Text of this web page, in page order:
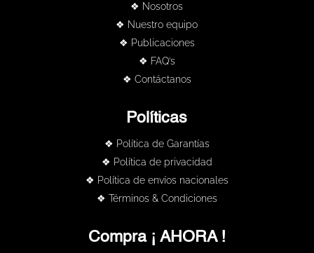
❖ Nosotros
❖ Nuestro equipo
❖ Publicaciones
❖ FAQ’s
❖ Contáctanos
Políticas
❖ Política de Garantías
❖ Política de privacidad
❖ Política de envíos nacionales
❖ Términos & Condiciones
Compra ¡ AHORA !